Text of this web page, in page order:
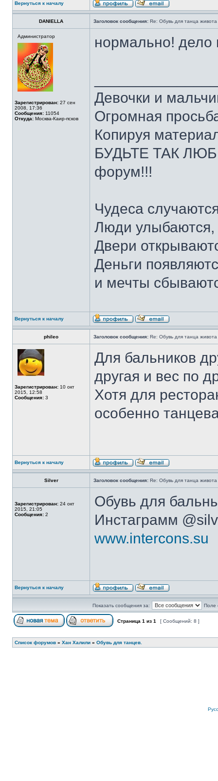
Вернуться к началу
DANIELLA Заголовок сообщения: Re: Обувь для танца живота
Администратор
Зарегистрирован: 27 сен
2008, 17:36
Сообщения: 11054
Откуда: Москва-Каир-псков
нормально! дело
Девочки и
Огромная
Копируя
БУДЬТЕ ТАК
форум!!!
Чудеса
Люди улыбаются,
Двери
Деньги
и мечты
Вернуться к началу
phileo Заголовок сообщения: Re: Обувь для танца живота
Зарегистрирован: 10 окт
2015, 12:58
Сообщения: 3
Для бальников
другая и вес по
Хотя для
особенно
Вернуться к началу
Silver Заголовок сообщения: Re: Обувь для танца живота
Зарегистрирован: 24 окт
2015, 21:05
Сообщения: 2
Обувь для
Инстаграмм
www.intercons.su
Вернуться к началу
Показать сообщения за: Поле
Страница 1 из 1 [ Сообщений: 8 ]
Список форумов » Хан Халили » Обувь для танцев.